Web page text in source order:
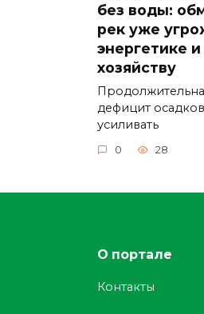
без воды:
рек уже
энергетике
хозяйству
дефицит
усиливать
0 28
О портале
Контакты